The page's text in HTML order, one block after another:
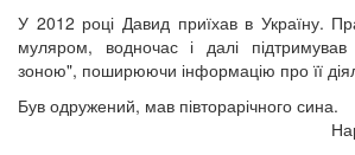
У 2012 році Давид приїхав в Україну.
муляром, водночас і далі підтримував
зоною", поширюючи інформацію про її
Був одружений, мав півторарічного сина.